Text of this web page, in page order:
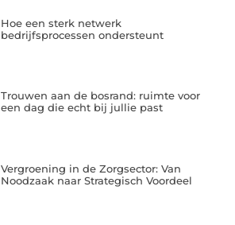
Hoe een sterk netwerk
bedrijfsprocessen ondersteunt
Trouwen aan de bosrand: ruimte voor
een dag die echt bij jullie past
Vergroening in de Zorgsector: Van
Noodzaak naar Strategisch Voordeel